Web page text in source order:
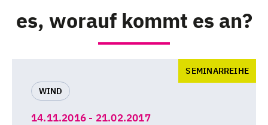
es, worauf kommt es an?
SEMINARREIHE
WIND
14.11.2016 - 21.02.2017